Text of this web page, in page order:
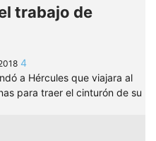
trabajo de
4
a Hércules que viajara al
para traer el cinturón de su